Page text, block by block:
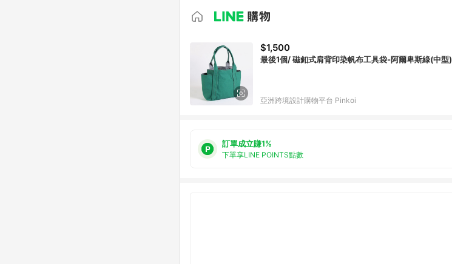
$1,500
最後1個/ 磁釦式肩背印染帆布工具袋-阿爾卑斯綠(中型)
亞洲跨境設計購物平台 Pinkoi
訂單成立賺1%
下單享LINE POINTS點數